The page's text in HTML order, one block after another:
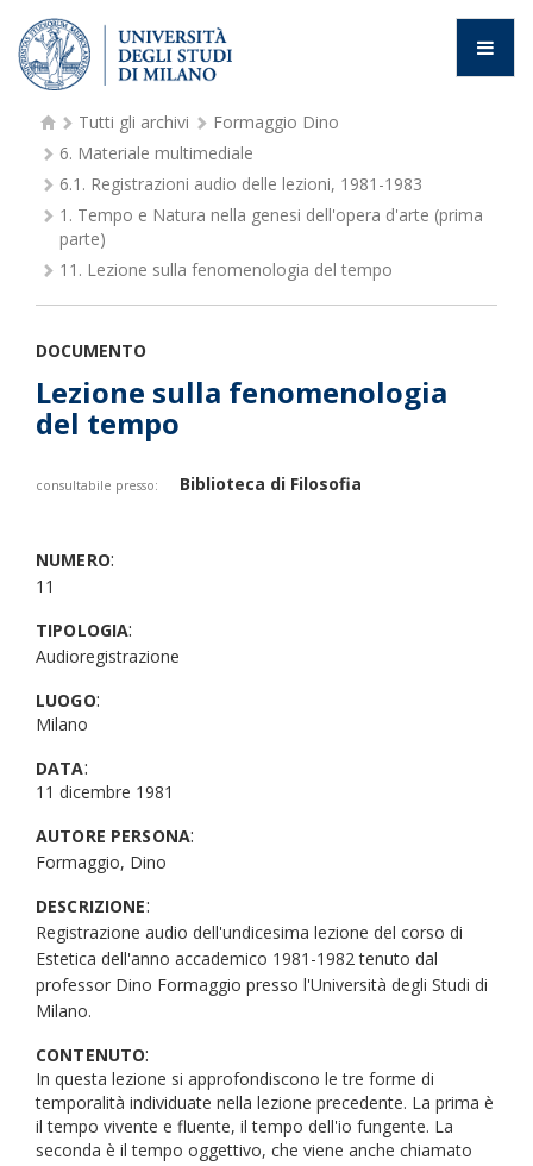
Tutti gli archivi
Formaggio Dino
6. Materiale multimediale
6.1. Registrazioni audio delle lezioni, 1981-1983
1. Tempo e Natura nella genesi dell'opera d'arte (prima
parte)
11. Lezione sulla fenomenologia del tempo
DOCUMENTO
Lezione sulla fenomenologia
del tempo
consultabile presso: Biblioteca di Filosofia
NUMERO:
11
TIPOLOGIA:
Audioregistrazione
LUOGO:
Milano
DATA:
11 dicembre 1981
AUTORE PERSONA:
Formaggio, Dino
DESCRIZIONE:
Registrazione audio dell'undicesima lezione del corso di
Estetica dell'anno accademico 1981-1982 tenuto dal
professor Dino Formaggio presso l'Università degli Studi di
Milano.
CONTENUTO:
In questa lezione si approfondiscono le tre forme di
temporalità individuate nella lezione precedente. La prima è
il tempo vivente e fluente, il tempo dell'io fungente. La
seconda è il tempo oggettivo, che viene anche chiamato